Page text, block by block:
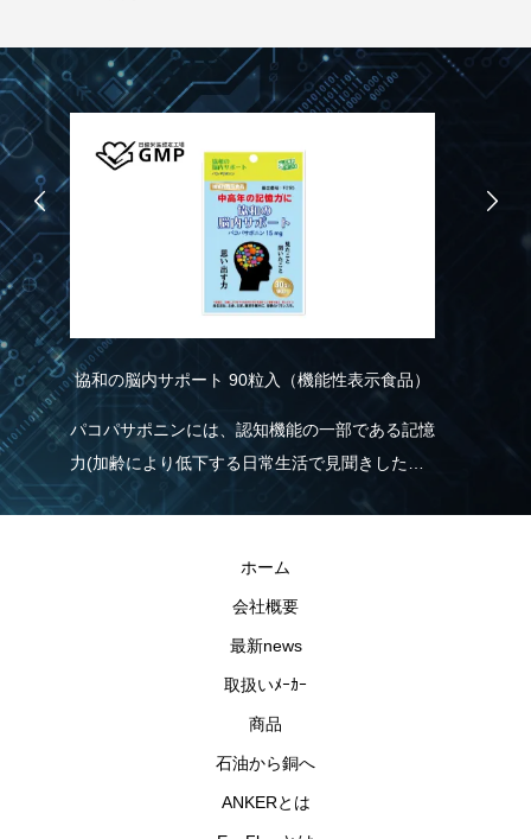
能性表示食品）
一部である記憶
見聞きした情
機能があるこ
RIVER2は、業界トップクラスの高速充電を誇
れは、一般的なポータブル電源と比べて5倍速
現しました。急に電気が必要な場合でも、
ので安心です。
ホーム
会社概要
最新news
取扱いﾒｰｶｰ
商品
石油から銅へ
ANKERとは